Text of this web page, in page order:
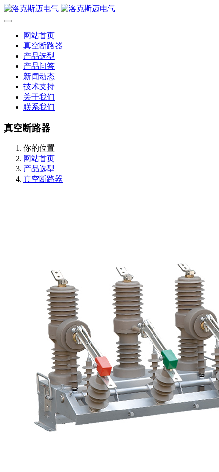
网站首页
真空断路器
产品选型
产品问答
新闻动态
技术支持
关于我们
联系我们
真空断路器
你的位置
网站首页
产品选型
真空断路器